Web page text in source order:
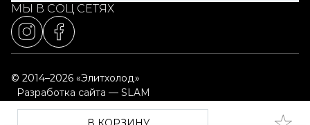
МЫ В СОЦ СЕТЯХ
© 2014–2026 «Элитхолод»
Разработка сайта — SLAM
Выбор настроек cookie